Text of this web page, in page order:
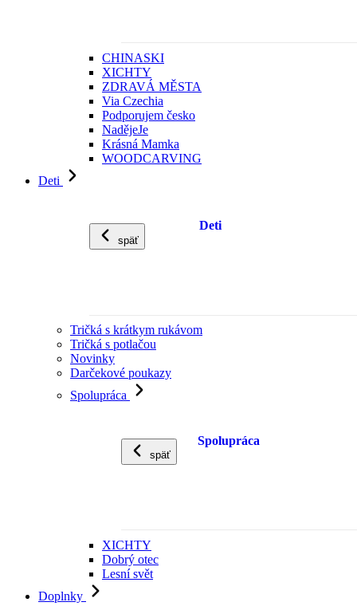
CHINASKI
XICHTY
ZDRAVÁ MĚSTA
Via Czechia
Podporujem česko
NadějeJe
Krásná Mamka
WOODCARVING
Deti
späť
Deti
Tričká s krátkym rukávom
Tričká s potlačou
Novinky
Darčekové poukazy
Spolupráca
späť
Spolupráca
XICHTY
Dobrý otec
Lesní svět
Doplnky